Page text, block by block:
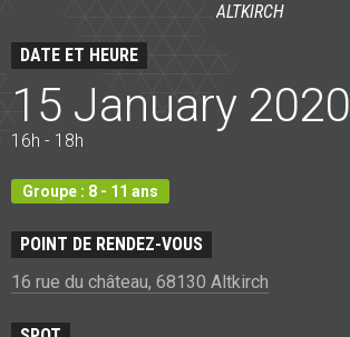
ALTKIRCH
DATE ET HEURE
15 January 2020
16h - 18h
Groupe : 8 - 11 ans
POINT DE RENDEZ-VOUS
16 rue du château, 68130 Altkirch